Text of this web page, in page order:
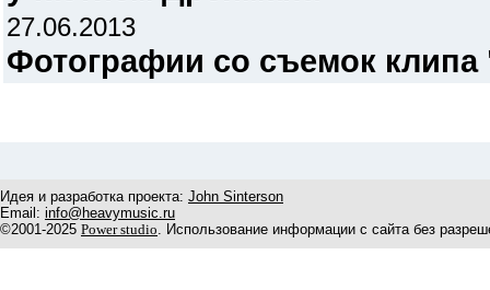
27.06.2013
Фотографии со съемок
Идея и разработка проекта: John Sinterson
Email: info@heavymusic.ru
©2001-2025 Power studio. Использование информации с сайта без